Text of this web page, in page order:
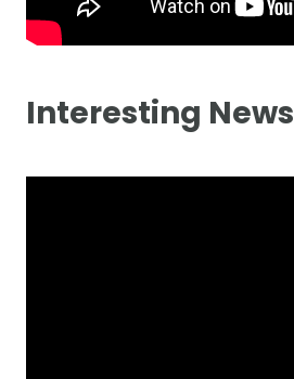
Interesting News